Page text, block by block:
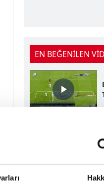
EN BEĞENİLEN